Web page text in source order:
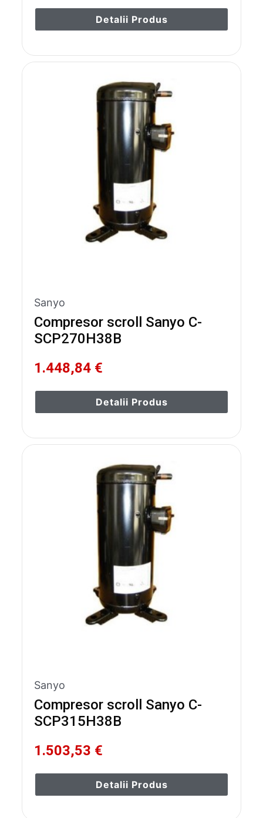
Detalii Produs
Sanyo
Compresor scroll Sanyo C-
SCP270H38B
1.448,84 €
Detalii Produs
Sanyo
Compresor scroll Sanyo C-
SCP315H38B
1.503,53 €
Detalii Produs